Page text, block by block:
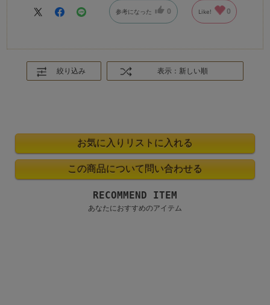
参考になった 0 Like! 0
絞り込み 表示：新しい順
RECOMMEND ITEM
あなたにおすすめのアイテム